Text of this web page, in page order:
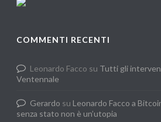
COMMENTI RECENTI
Leonardo Facco su Tutti gli
Ventennale
Gerardo su Leonardo Facco a
senza stato non è un’utopia